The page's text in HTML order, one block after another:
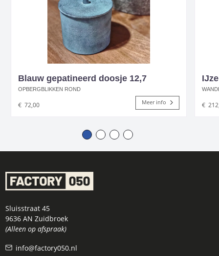
Blauw gepatineerd doosje 12,7
OPBERGBLIKKEN ROND
€ 72,00 Meer info €
Sluisstraat 45
9636 AN Zuidbroek
(Alleen op afspraak)
info@factory050.nl